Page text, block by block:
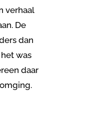
verhaal
De
dan
was
daar